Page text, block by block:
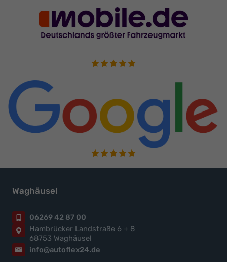
Waghäusel
06269 42 87 00
Hambrücker Landstraße 6 + 8
68753 Waghäusel
info@autoflex24.de